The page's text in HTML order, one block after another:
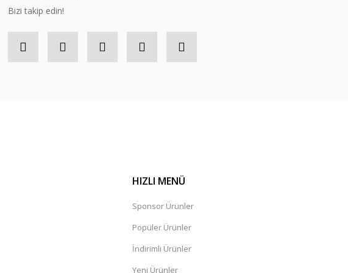
Bizi takip edin!
HIZLI MENÜ
Sponsor Ürünler
Popüler Ürünler
İndirimli Ürünler
Yeni Ürünler